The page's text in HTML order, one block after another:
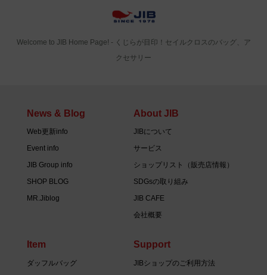
Welcome to JIB Home Page! ‐ くじらが目印！セイルクロスのバッグ、ア
クセサリー
News & Blog
Web更新info
Event info
JIB Group info
SHOP BLOG
MR.Jiblog
About JIB
JIBについて
サービス
ショップリスト（販売店情報）
SDGsの取り組み
JIB CAFE
会社概要
Item
ダッフルバッグ
Support
JIBショップのご利用方法